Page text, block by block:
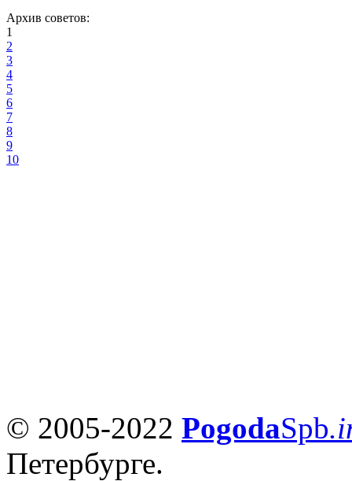
Архив советов:
1
2
3
4
5
6
7
8
9
10
© 2005-2022 PogodaSpb
Петербурге.